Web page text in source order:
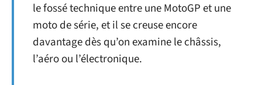
le fossé technique entre une MotoGP et une
moto de série, et il se creuse encore
davantage dès qu’on examine le châssis,
l’aéro ou l’électronique.